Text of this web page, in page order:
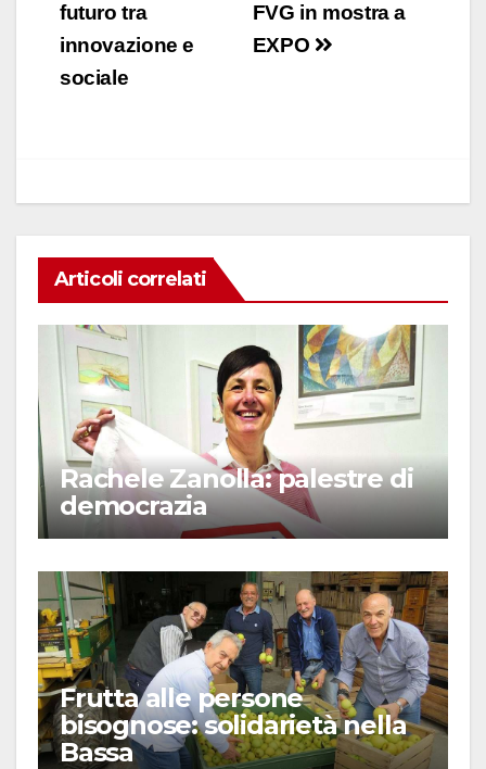
e
b
o
A
dI
di
vi
articoli
FVG in mostra a
EXPO
futuro tra
innovazione e
sociale
Articoli correlati
Rachele Zanolla: palestre di
democrazia
Frutta alle persone
bisognose: solidarietà nella
Bassa